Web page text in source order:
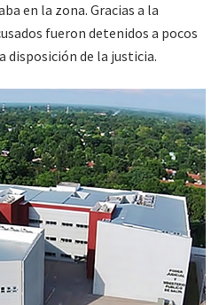
en la zona. Gracias a la
fueron detenidos a pocos
disposición de la justicia.